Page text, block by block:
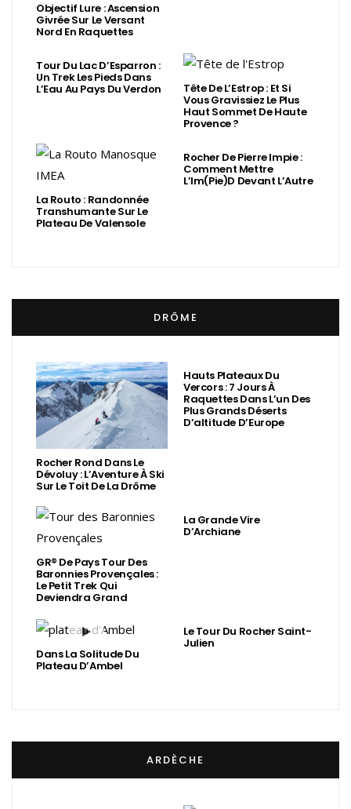
Objectif Lure : Ascension
Givrée Sur Le Versant
Nord En Raquettes
Tour Du Lac D’Esparron :
Un Trek Les Pieds Dans
L’Eau Au Pays Du Verdon Tête De L’Estrop : Et Si
Vous Gravissiez Le Plus
Haut Sommet De Haute
Provence ?
La Routo : Randonnée
Transhumante Sur Le
Plateau De Valensole
Rocher De Pierre Impie :
Comment Mettre
L’Im(Pie)d Devant L’Autre
DRÔME
Rocher Rond Dans Le
Dévoluy : L’Aventure À Ski
Sur Le Toit De La Drôme
Hauts Plateaux Du
Vercors : 7 Jours À
Raquettes Dans L’un Des
Plus Grands Déserts
D’altitude D’Europe
GR® De Pays Tour Des
Baronnies Provençales :
Le Petit Trek Qui
Deviendra Grand
La Grande Vire
D’Archiane
Dans La Solitude Du
Plateau D’Ambel
Le Tour Du Rocher Saint-
Julien
ARDÈCHE